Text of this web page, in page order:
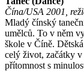
Čína/USA 2001,
Mladý čínský
umělců. To v něm
škole v Číně.
celý život, začátky v
přítomnost s